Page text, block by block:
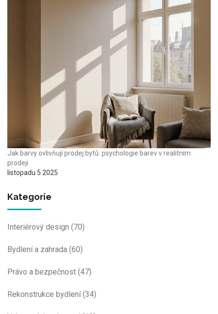
Jak barvy ovlivňují prodej bytů: psychologie barev v realitním
prodeji
listopadu 5 2025
Kategorie
Interiérový design (70)
Bydlení a zahrada (60)
Právo a bezpečnost (47)
Rekonstrukce bydlení(34)